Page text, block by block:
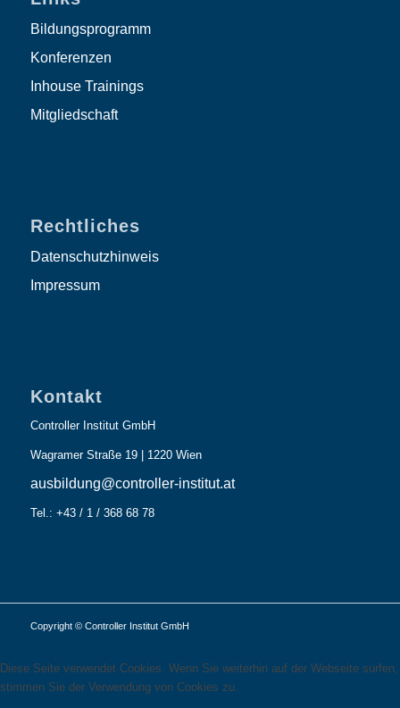
Bildungsprogramm
Konferenzen
Inhouse Trainings
Mitgliedschaft
Rechtliches
Datenschutzhinweis
Impressum
Kontakt
Controller Institut GmbH
Wagramer Straße 19 | 1220 Wien
ausbildung@controller-institut.at
Tel.: +43 / 1 / 368 68 78
Copyright © Controller Institut GmbH
Diese Seite verwendet Cookies. Wenn Sie weiterhin auf der Webseite surfen,
stimmen Sie der Verwendung von Cookies zu.